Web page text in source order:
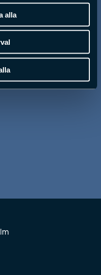
alla
APX AM Barcode